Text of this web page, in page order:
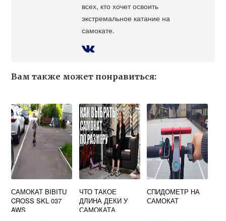
всех, кто хочет освоить
экстремальное катание на
самокате.
Вам также может понравиться:
САМОКАТ BIBITU
CROSS SKL 037
AWS
ЧТО ТАКОЕ
ДЛИНА ДЕКИ У
САМОКАТА
СПИДОМЕТР НА
САМОКАТ